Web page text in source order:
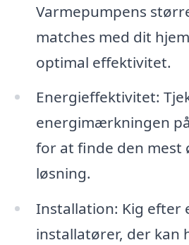
Varmepumpens
matches med dit
optimal effektivitet.
Energieffektivitet:
energimærkningen
for at finde den mest
løsning.
Installation: Kig efter
installatører, der kan